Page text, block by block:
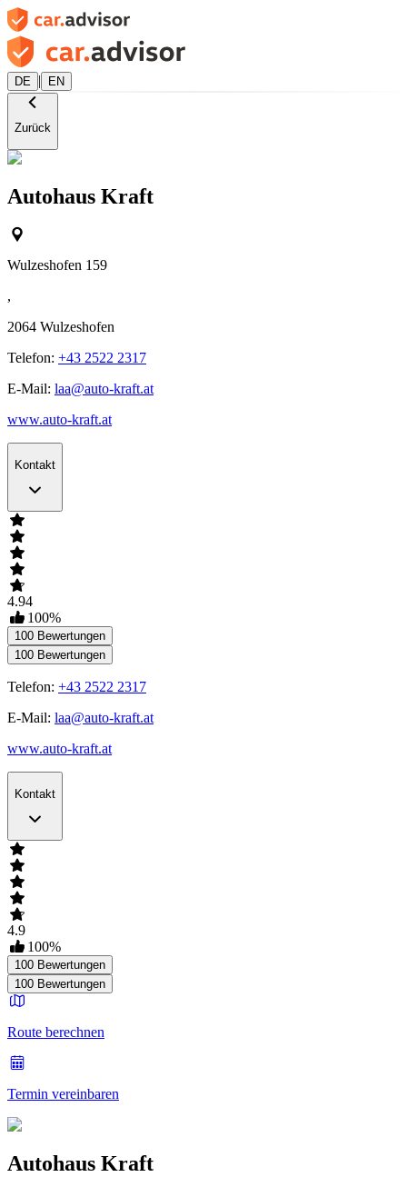
DE | EN
Zurück
Autohaus Kraft
Wulzeshofen 159
,
2064 Wulzeshofen
Telefon: +43 2522 2317
E-Mail: laa@auto-kraft.at
www.auto-kraft.at
Kontakt
4.94
100%
100 Bewertungen
100 Bewertungen
Telefon: +43 2522 2317
E-Mail: laa@auto-kraft.at
www.auto-kraft.at
Kontakt
4.9
100%
100 Bewertungen
100 Bewertungen
Route berechnen
Termin vereinbaren
Autohaus Kraft